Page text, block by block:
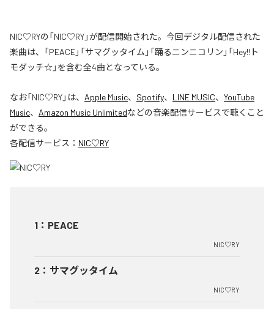
NIC♡RYの「NIC♡RY」が配信開始された。今回デジタル配信された
楽曲は、「PEACE」「サマグッタイム」「踊るニンニコリン」「Hey!!ト
モダッチ☆」を含む全4曲となっている。
なお「NIC♡RY」は、 Apple Music、 Spotify、 LINE MUSIC、 YouTube
Music、 Amazon Music Unlimitedなどの音楽配信サービスで聴くこと
ができる。
各配信サービス： NIC♡RY
1 ： PEACE
NIC♡RY
2 ： サマグッタイム
NIC♡RY